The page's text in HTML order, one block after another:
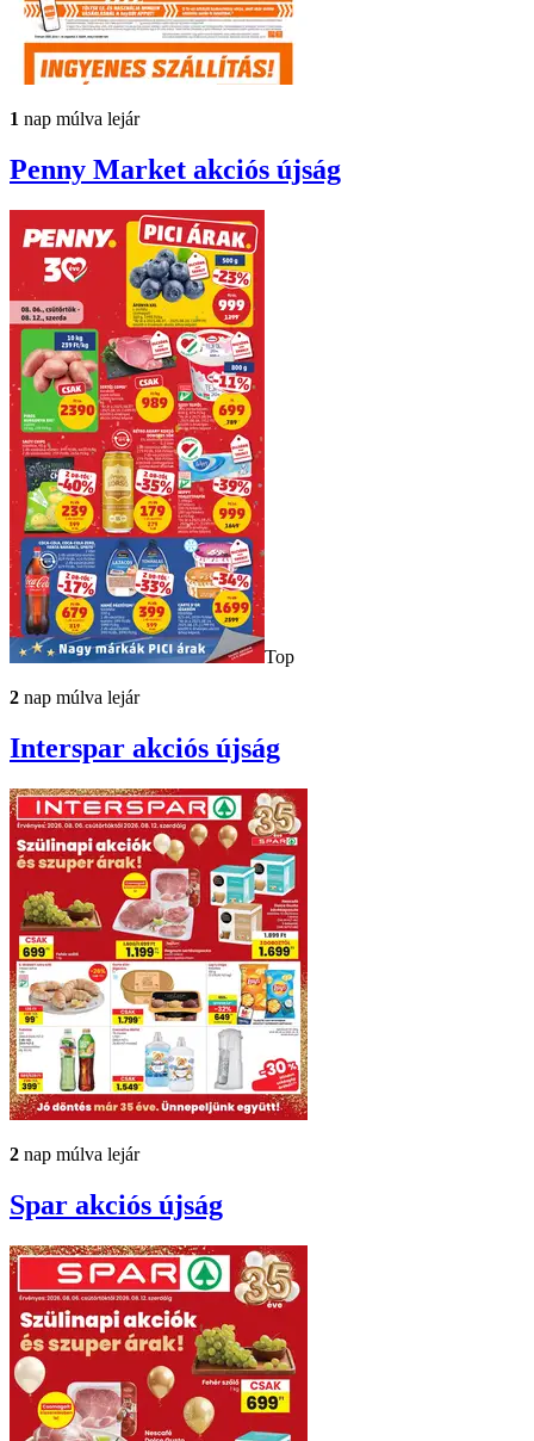
1 nap múlva lejár
Penny Market akciós újság
Top
2 nap múlva lejár
Interspar akciós újság
2 nap múlva lejár
Spar akciós újság